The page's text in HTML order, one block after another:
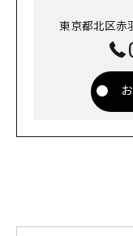
東京都北区赤